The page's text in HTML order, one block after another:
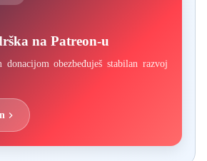
na Patreon-u
donacijom obezbeđuješ stabilan razvoj